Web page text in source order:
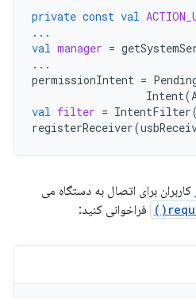
private const val
...
val manager =
...
permissionIntent =
Intent(
val filter = IntentFilter(
registerReceiver(
برای اتصال به دستگاه می
فراخوانی کنید: